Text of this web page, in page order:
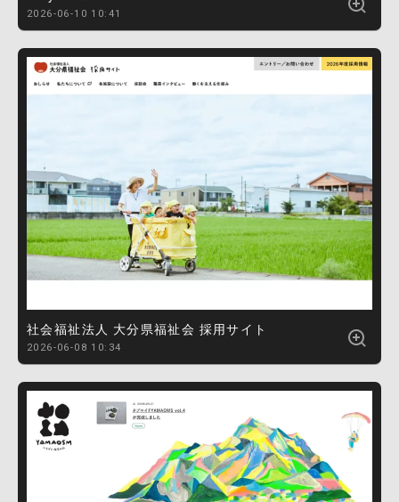
2026-06-10 10:41
社会福祉法人 大分県福祉会 採用サイト
2026-06-08 10:34